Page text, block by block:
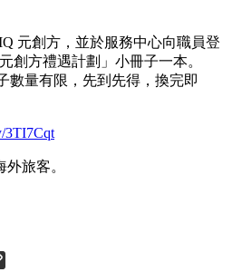
元創方，並於服務中心向職員登
創方禮遇計劃」小冊子一本。
數量有限，先到先得，換完即
3TI7Cqt
旅客。